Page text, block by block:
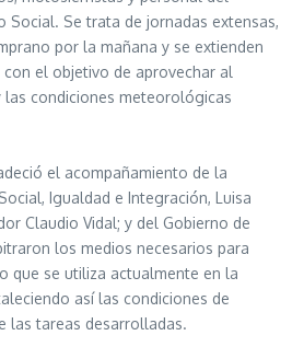
Social. Se trata de jornadas extensas,
por la mañana y se extienden
con el objetivo de aprovechar al
condiciones meteorológicas
el acompañamiento de la
Igualdad e Integración, Luisa
Claudio Vidal; y del Gobierno de
los medios necesarios para
que se utiliza actualmente en la
así las condiciones de
las tareas desarrolladas.